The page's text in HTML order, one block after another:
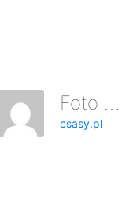
Foto K8 Id727
csasy.pl